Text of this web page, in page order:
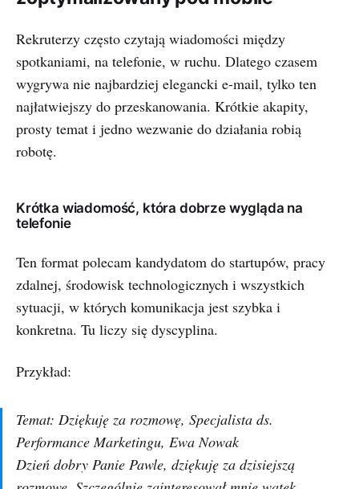
Rekruterzy często czytają wiadomości między
spotkaniami, na telefonie, w ruchu. Dlatego czasem
wygrywa nie najbardziej elegancki e-mail, tylko ten
najłatwiejszy do przeskanowania. Krótkie akapity,
prosty temat i jedno wezwanie do działania robią
robotę.
Krótka wiadomość, która dobrze wygląda na
telefonie
Ten format polecam kandydatom do startupów, pracy
zdalnej, środowisk technologicznych i wszystkich
sytuacji, w których komunikacja jest szybka i
konkretna. Tu liczy się dyscyplina.
Przykład:
Temat: Dziękuję za rozmowę, Specjalista ds.
Performance Marketingu, Ewa Nowak
Dzień dobry Panie Pawle, dziękuję za dzisiejszą